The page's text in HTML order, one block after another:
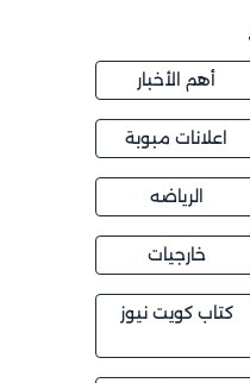
أهم الأخبار
اعلانات مبوبة
الرياضه
خارجيات
كتاب كويت نيوز